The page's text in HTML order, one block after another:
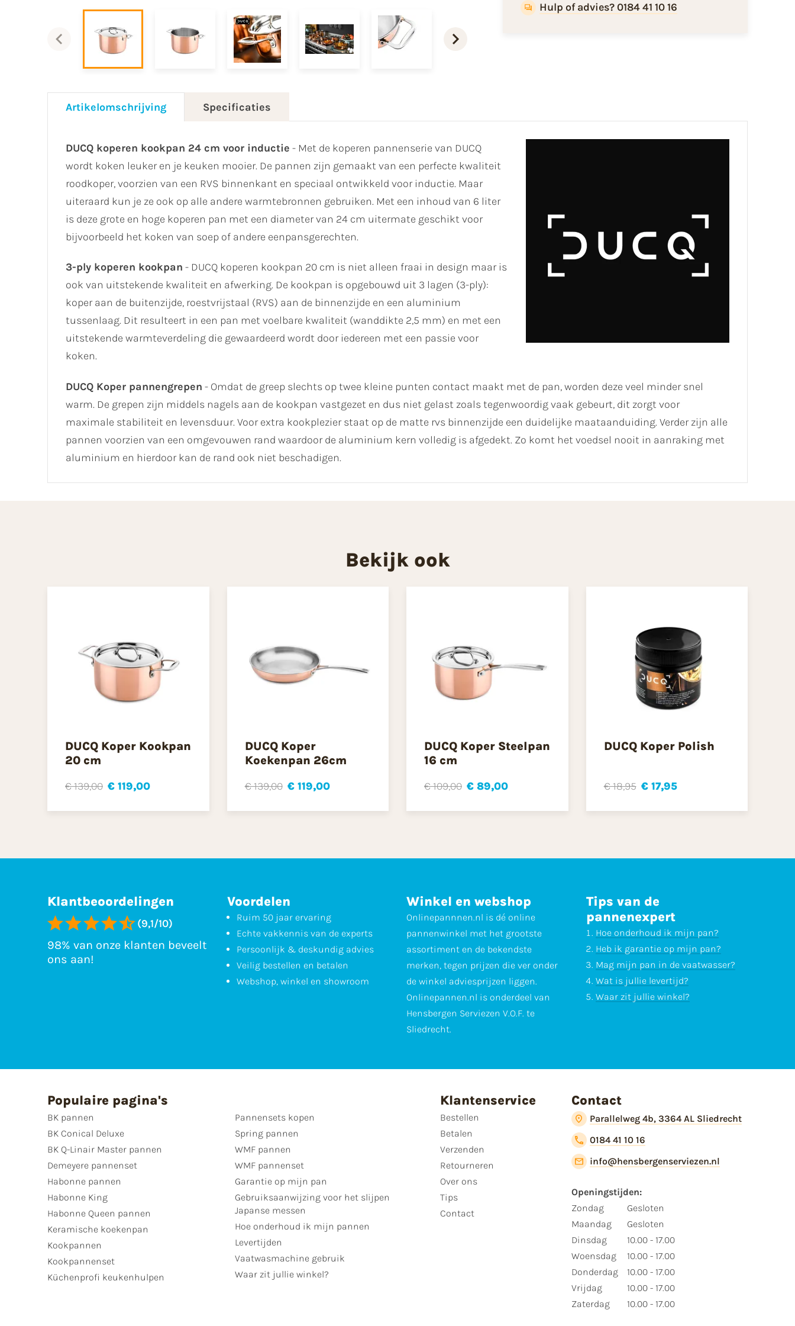
Hulp of advies? 0184 41 10 16
Artikelomschrijving Specificaties
DUCQ koperen kookpan 24 cm voor inductie - Met de koperen pannenserie van DUCQ
wordt koken leuker en je keuken mooier. De pannen zijn gemaakt van een perfecte kwaliteit
roodkoper, voorzien van een RVS binnenkant en speciaal ontwikkeld voor inductie. Maar
uiteraard kun je ze ook op alle andere warmtebronnen gebruiken. Met een inhoud van 6 liter
is deze grote en hoge koperen pan met een diameter van 24 cm uitermate geschikt voor
bijvoorbeeld het koken van soep of andere eenpansgerechten.
3-ply koperen kookpan - DUCQ koperen kookpan 20 cm is niet alleen fraai in design maar is
ook van uitstekende kwaliteit en afwerking. De kookpan is opgebouwd uit 3 lagen (3-ply):
koper aan de buitenzijde, roestvrijstaal (RVS) aan de binnenzijde en een aluminium
tussenlaag. Dit resulteert in een pan met voelbare kwaliteit (wanddikte 2,5 mm) en met een
uitstekende warmteverdeling die gewaardeerd wordt door iedereen met een passie voor
koken.
DUCQ Koper pannengrepen - Omdat de greep slechts op twee kleine punten contact maakt met de pan, worden deze veel minder snel
warm. De grepen zijn middels nagels aan de kookpan vastgezet en dus niet gelast zoals tegenwoordig vaak gebeurt, dit zorgt voor
maximale stabiliteit en levensduur. Voor extra kookplezier staat op de matte rvs binnenzijde een duidelijke maataanduiding. Verder zijn alle
pannen voorzien van een omgevouwen rand waardoor de aluminium kern volledig is afgedekt. Zo komt het voedsel nooit in aanraking met
aluminium en hierdoor kan de rand ook niet beschadigen.
Bekijk ook
DUCQ Koper Kookpan
20 cm
€ 139,00 € 119,00
DUCQ Koper
Koekenpan 26cm
€ 139,00 € 119,00
DUCQ Koper Steelpan
16 cm
€ 109,00 € 89,00
DUCQ Koper Polish
€ 18,95 € 17,95
Klantbeoordelingen
(9,1/10)
98% van onze klanten beveelt
ons aan!
Voordelen
Ruim 50 jaar ervaring
Echte vakkennis van de experts
Persoonlijk & deskundig advies
Veilig bestellen en betalen
Webshop, winkel en showroom
Winkel en webshop
Onlinepannnen.nl is dé online
pannenwinkel met het grootste
assortiment en de bekendste
merken, tegen prijzen die ver onder
de winkel adviesprijzen liggen.
Onlinepannen.nl is onderdeel van
Hensbergen Serviezen V.O.F. te
Sliedrecht.
Tips van de
pannenexpert
Hoe onderhoud ik mijn pan?
Heb ik garantie op mijn pan?
Mag mijn pan in de vaatwasser?
Wat is jullie levertijd?
Waar zit jullie winkel?
Populaire pagina's
BK pannen
BK Conical Deluxe
BK Q-Linair Master pannen
Demeyere pannenset
Habonne pannen
Habonne King
Habonne Queen pannen
Keramische koekenpan
Kookpannen
Kookpannenset
Küchenprofi keukenhulpen
Pannensets kopen
Spring pannen
WMF pannen
WMF pannenset
Garantie op mijn pan
Gebruiksaanwijzing voor het slijpen
Japanse messen
Hoe onderhoud ik mijn pannen
Levertijden
Vaatwasmachine gebruik
Waar zit jullie winkel?
Klantenservice
Bestellen
Betalen
Verzenden
Retourneren
Over ons
Tips
Contact
Contact
Parallelweg 4b, 3364 AL Sliedrecht
0184 41 10 16
info@hensbergenserviezen.nl
Openingstijden:​
​Zondag
Maandag
Dinsdag
Woensdag
Donderdag
Vrijdag
Zaterdag
Gesloten
Gesloten
10.00 - 17.00
10.00 - 17.00
10.00 - 17.00
10.00 - 17.00
10.00 - 17.00